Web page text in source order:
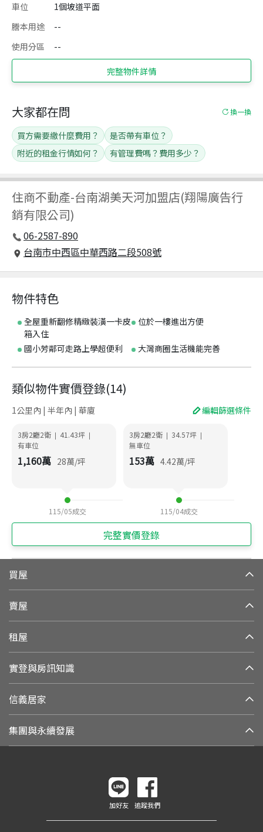
車位
1個坡道平面
謄本用途
--
使用分區
--
完整物件詳情
住商不動產-台南湖美天河加盟店(翔陽廣告行
銷有限公司)
06-2587-890
台南市中西區中華西路二段508號
大家都在問 換一換
買方需要繳什麼費用？
是否帶有車位？
附近的租金行情如何？
有管理費嗎？費用多少？
物件特色
全屋重新翻修精緻裝潢一卡皮
箱入住
位於一樓進出方便
國小芳鄰可走路上學超便利 大灣商圈生活機能完善
類似物件實價登錄(14)
1公里內 | 半年內 | 華廈 編輯篩選條件
3房2廳2衛 | 41.43坪 |
有車位
1,160萬 28萬/坪
115/05成交
3房2廳2衛 | 34.57坪 |
無車位
153萬 4.42萬/坪
115/04成交
完整實價登錄
買屋
賣屋
租屋
實登與房訊知識
信義居家
集團與永續發展
加好友 追蹤我們